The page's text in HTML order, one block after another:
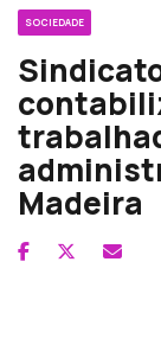
SOCIEDADE
Madeira